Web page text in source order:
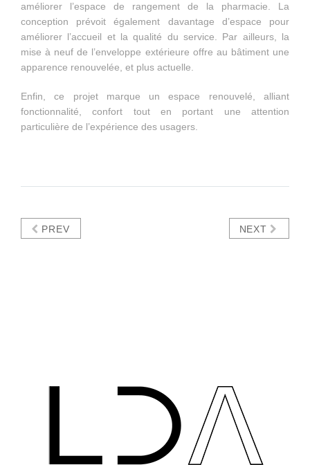
améliorer l’espace de rangement de la pharmacie. La
conception prévoit également davantage d’espace pour
améliorer l’accueil et la qualité du service. Par ailleurs, la
mise à neuf de l’enveloppe extérieure offre au bâtiment une
apparence renouvelée, et plus actuelle.
Enfin, ce projet marque un espace renouvelé, alliant
fonctionnalité, confort tout en portant une attention
particulière de l’expérience des usagers.
PREV NEXT